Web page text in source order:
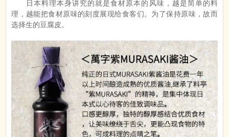
日本料理本身讲究的就是食材原本的风味，越是简单的料
理，越能把食材原味的刻度展现给食客们。为了保持原味，故而
选择生的豆腐皮。